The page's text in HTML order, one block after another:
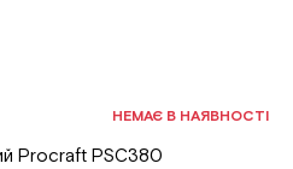
НЕМАЄ В НАЯВНОСТІ
Procraft PSC380